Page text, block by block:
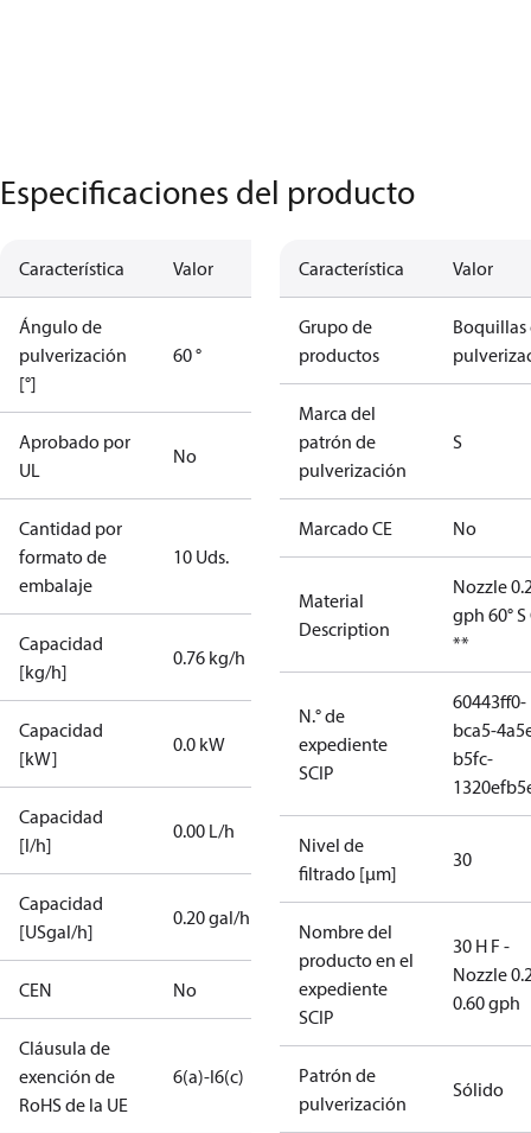
Especificaciones del producto
Característica Valor
Ángulo de
pulverización
[°]
60 °
Aprobado por
UL
No
Cantidad por
formato de
embalaje
10 Uds.
Capacidad
[kg/h]
0.76 kg/h
Capacidad
[kW]
0.0 kW
Capacidad
[l/h]
0.00 L/h
Capacidad
[USgal/h]
0.20 gal/h
CEN No
Cláusula de
exención de
RoHS de la UE
6(a)-I6(c)
Característica Valor
Grupo de
productos
Boquillas
Marca del
patrón de
pulverización
S
Marcado CE No
Material
Description
Nozzle
gph 60°
**
N.° de
expediente
SCIP
60443ff0-
bca5-
b5fc-
Nivel de
filtrado [µm]
30
Nombre del
producto en el
expediente
SCIP
30 H F -
Nozzle
0.60 gph
Patrón de
pulverización
Sólido